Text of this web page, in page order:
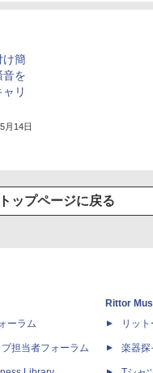
け簡
音を
リ
月14日
トップページに戻る
ーラム
担当者フォーラム
Rittor
リッ
楽器探